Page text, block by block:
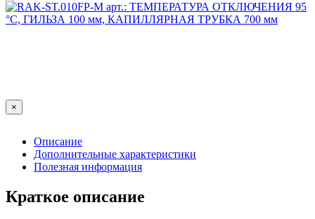
×
Описание
Дополнительные характеристики
Полезная информация
Краткое описание